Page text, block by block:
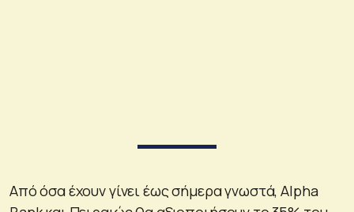
Από όσα έχουν γίνει έως σήμερα γνωστά, Alpha